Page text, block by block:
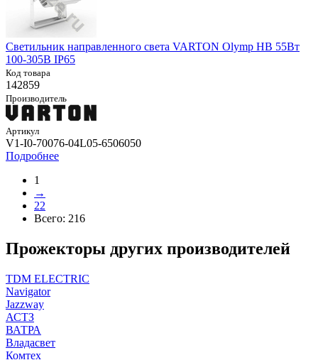
Светильник направленного света VARTON Olymp HB 55Вт
100-305В IP65
Код товара
142859
Производитель
Артикул
V1-I0-70076-04L05-6506050
Подробнее
1
→
22
Всего: 216
Прожекторы других производителей
TDM ELECTRIC
Navigator
Jazzway
АСТЗ
ВАТРА
Владасвет
Комтех